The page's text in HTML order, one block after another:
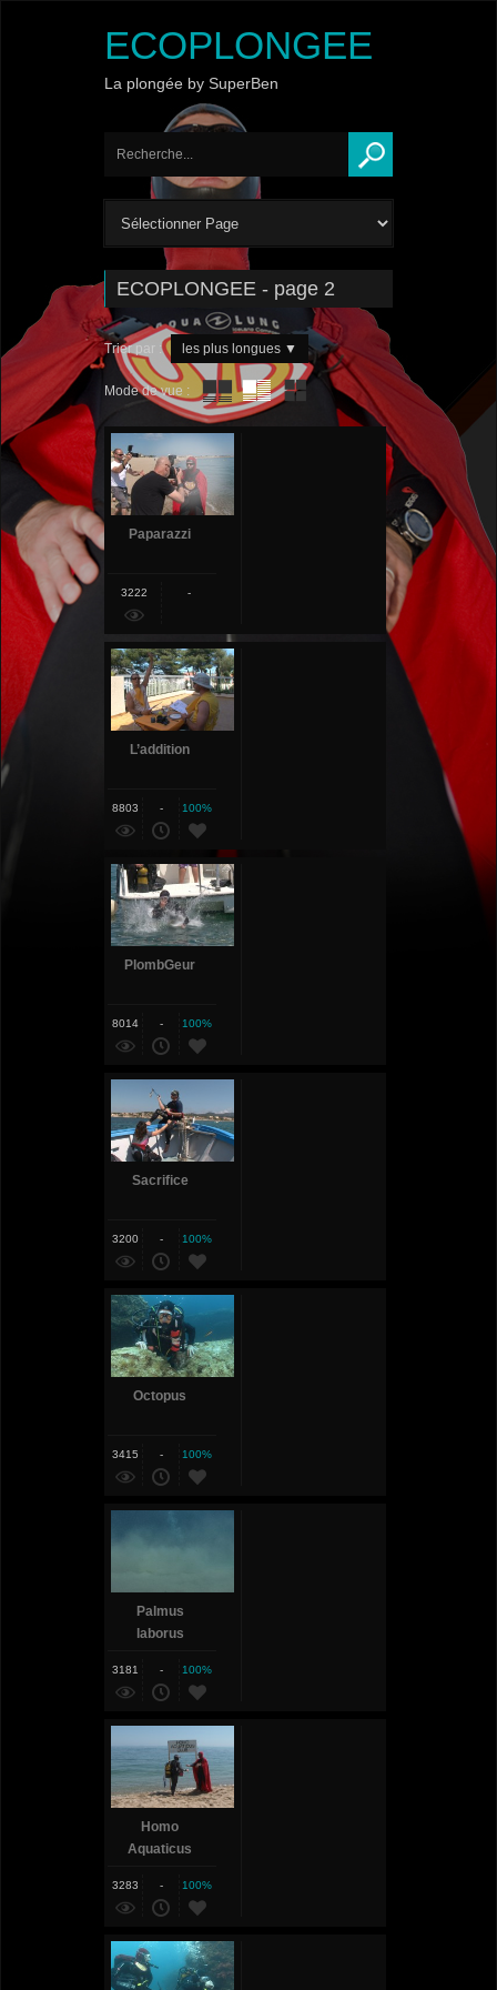
ECOPLONGEE
La plongée by SuperBen
ECOPLONGEE - page 2
Trier par : les plus longues ▼
Mode de vue :
Paparazzi
3222 -
L’addition
8803 - 100%
PlombGeur
8014 - 100%
Sacrifice
3200 - 100%
Octopus
3415 - 100%
Palmus
laborus
3181 - 100%
Homo
Aquaticus
3283 - 100%